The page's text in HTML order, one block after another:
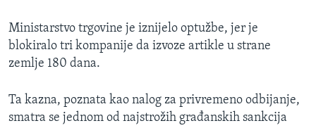
Ministarstvo trgovine je iznijelo optužbe, jer je
blokiralo tri kompanije da izvoze artikle u strane
zemlje 180 dana.
Ta kazna, poznata kao nalog za privremeno odbijanje,
smatra se jednom od najstrožih građanskih sankcija